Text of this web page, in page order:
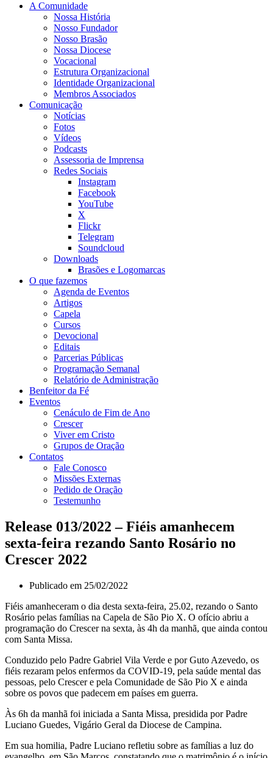
A Comunidade
Nossa História
Nosso Fundador
Nosso Brasão
Nossa Diocese
Vocacional
Estrutura Organizacional
Identidade Organizacional
Membros Associados
Comunicação
Notícias
Fotos
Vídeos
Podcasts
Assessoria de Imprensa
Redes Sociais
Instagram
Facebook
YouTube
X
Flickr
Telegram
Soundcloud
Downloads
Brasões e Logomarcas
O que fazemos
Agenda de Eventos
Artigos
Capela
Cursos
Devocional
Editais
Parcerias Públicas
Programação Semanal
Relatório de Administração
Benfeitor da Fé
Eventos
Cenáculo de Fim de Ano
Crescer
Viver em Cristo
Grupos de Oração
Contatos
Fale Conosco
Missões Externas
Pedido de Oração
Testemunho
Release 013/2022 – Fiéis amanhecem
sexta-feira rezando Santo Rosário no
Crescer 2022
Publicado em 25/02/2022
Fiéis amanheceram o dia desta sexta-feira, 25.02, rezando o Santo
Rosário pelas famílias na Capela de São Pio X. O ofício abriu a
programação do Crescer na sexta, às 4h da manhã, que ainda contou
com Santa Missa.
Conduzido pelo Padre Gabriel Vila Verde e por Guto Azevedo, os
fiéis rezaram pelos enfermos da COVID-19, pela saúde mental das
pessoas, pelo Crescer e pela Comunidade de São Pio X e ainda
sobre os povos que padecem em países em guerra.
Às 6h da manhã foi iniciada a Santa Missa, presidida por Padre
Luciano Guedes, Vigário Geral da Diocese de Campina.
Em sua homilia, Padre Luciano refletiu sobre as famílias a luz do